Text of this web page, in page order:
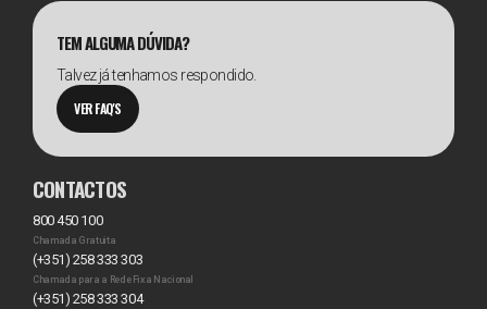
TEM ALGUMA DÚVIDA?
Talvez já tenhamos respondido.
VER FAQ'S
CONTACTOS
800 450 100
Chamada Gratuita
(+351) 258 333 303
Chamada para a Rede Fixa Nacional
(+351) 258 333 304